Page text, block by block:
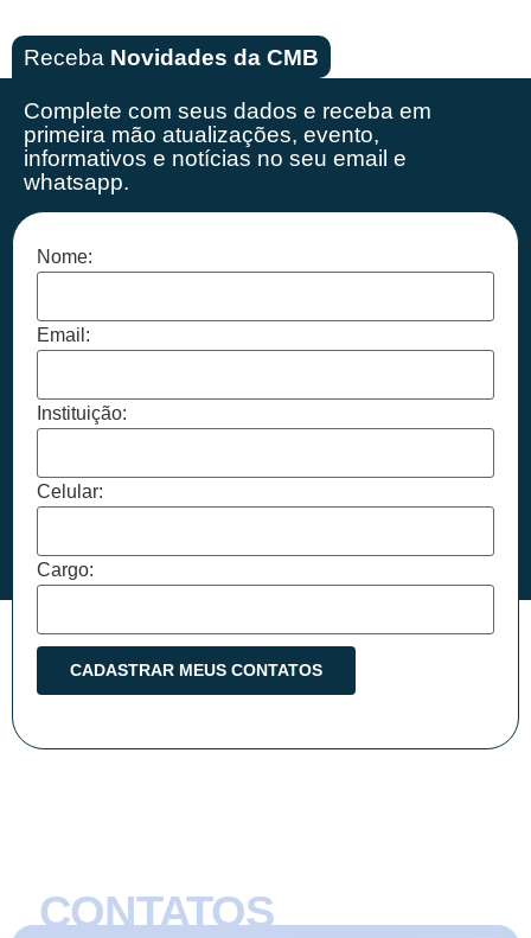
Receba Novidades da CMB
Complete com seus dados e receba em
primeira mão atualizações, evento,
informativos e notícias no seu email e
whatsapp.
Nome:
Email:
Instituição:
Celular:
Cargo:
CONTATOS